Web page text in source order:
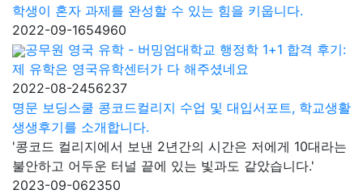
학생이 혼자 과제를 완성할 수 있는 힘을 키웁니다.
2022-09-1654960
공무원 영국 유학 - 버밍엄대학교 행정학 1+1 합격 후기:
제 유학은 영국유학센터가 다 해주셨네요
2022-08-2456237
명문 보딩스쿨 콩코드컬리지 수업 및 대입서포트, 학교생활
생생후기를 소개합니다.
'콩코드 컬리지에서 보낸 2년간의 시간은 저에게 10대라는
불안하고 어두운 터널 끝에 있는 빛과도 같았습니다.'
2023-09-062350